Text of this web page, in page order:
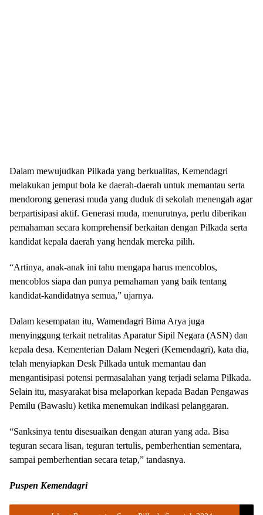
Dalam mewujudkan Pilkada yang berkualitas, Kemendagri
melakukan jemput bola ke daerah-daerah untuk memantau serta
mendorong generasi muda yang duduk di sekolah menengah agar
berpartisipasi aktif. Generasi muda, menurutnya, perlu diberikan
pemahaman secara komprehensif berkaitan dengan Pilkada serta
kandidat kepala daerah yang hendak mereka pilih.
“Artinya, anak-anak ini tahu mengapa harus mencoblos,
mencoblos siapa dan punya pemahaman yang baik tentang
kandidat-kandidatnya semua,” ujarnya.
Dalam kesempatan itu, Wamendagri Bima Arya juga
menyinggung terkait netralitas Aparatur Sipil Negara (ASN) dan
kepala desa. Kementerian Dalam Negeri (Kemendagri), kata dia,
telah menyiapkan Desk Pilkada untuk memantau dan
mengantisipasi potensi permasalahan yang terjadi selama Pilkada.
Selain itu, masyarakat bisa melaporkan kepada Badan Pengawas
Pemilu (Bawaslu) ketika menemukan indikasi pelanggaran.
“Sanksinya tentu disesuaikan dengan aturan yang ada. Bisa
teguran secara lisan, teguran tertulis, pemberhentian sementara,
sampai pemberhentian secara tetap,” tandasnya.
Puspen Kemendagri